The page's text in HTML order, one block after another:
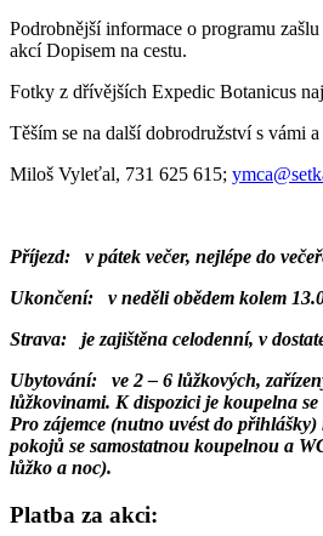
Podrobnější informace o programu
akcí Dopisem na cestu.
Fotky z dřívějších Expedic Botanicus
Těším se na další dobrodružství s vámi
Miloš Vyleťal, 731 625 615;
Příjezd: v pátek večer, nejlépe do
Ukončení: v neděli obědem kolem
Strava:
je zajištěna celodenní, v
Ubytování:
ve 2 – 6 lůžkových,
lůžkovinami. K dispozici je koupelna
Pro zájemce (nutno uvést do
pokojů se samostatnou koupelnou a
lůžko a noc).
Platba za akci: